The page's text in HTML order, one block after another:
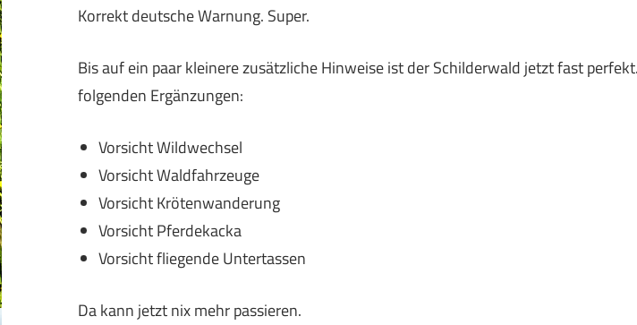
Korrekt deutsche Warnung. Super.
Bis auf ein paar kleinere zusätzliche Hinweise ist der Schilderwald jetzt fast
folgenden Ergänzungen:
Vorsicht Wildwechsel
Vorsicht Waldfahrzeuge
Vorsicht Krötenwanderung
Vorsicht Pferdekacka
Vorsicht fliegende Untertassen
Da kann jetzt nix mehr passieren.